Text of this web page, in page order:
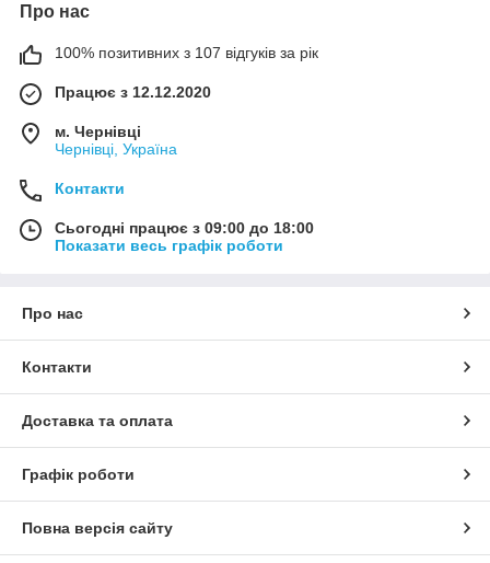
Про нас
100% позитивних з 107 відгуків за рік
Працює з 12.12.2020
м. Чернівці
Чернівці, Україна
Контакти
Сьогодні працює з 09:00 до 18:00
Показати весь графік роботи
Про нас
Контакти
Доставка та оплата
Графік роботи
Повна версія сайту